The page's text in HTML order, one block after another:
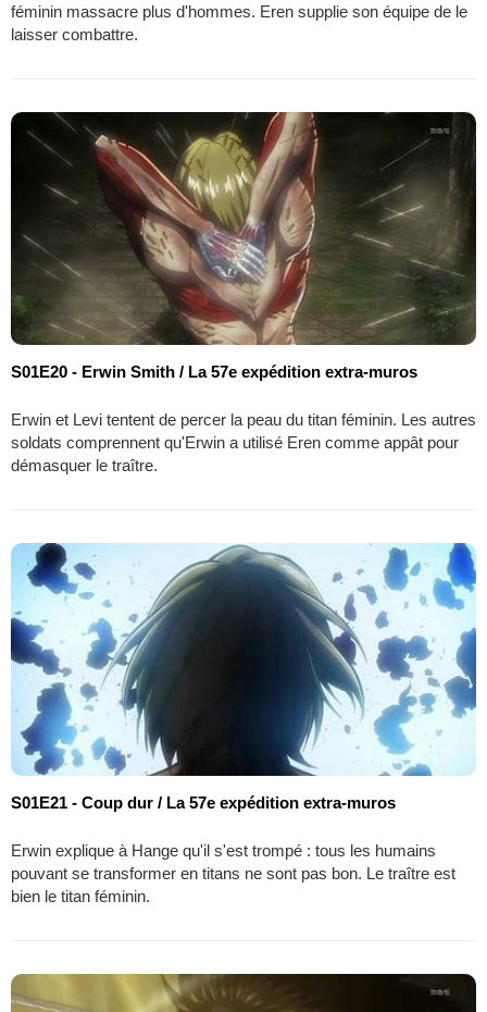
féminin massacre plus d'hommes. Eren supplie son équipe de le
laisser combattre.
S01E20 - Erwin Smith / La 57e expédition extra-muros
Erwin et Levi tentent de percer la peau du titan féminin. Les autres
soldats comprennent qu'Erwin a utilisé Eren comme appât pour
démasquer le traître.
S01E21 - Coup dur / La 57e expédition extra-muros
Erwin explique à Hange qu'il s'est trompé : tous les humains
pouvant se transformer en titans ne sont pas bon. Le traître est
bien le titan féminin.